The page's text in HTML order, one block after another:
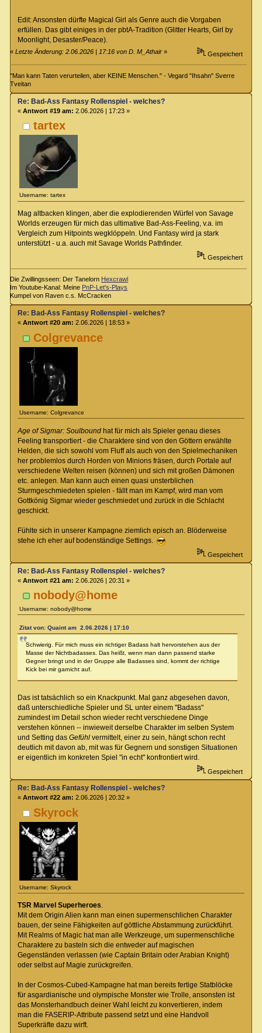
Edit: Ansonsten dürfte Magical Girl als Genre auch die Vorgaben
erfüllen. Das gibt einiges in der pbtA-Tradition (Glitter Hearts, Girl by
Moonlight, Desaster/Peace).
«Letzte Änderung: 2.06.2026 | 17:16 von D. M_Athair » Gespeichert
"Man kann Taten verurteilen, aber KEINE Menschen." - Vegard "Ihsahn" Sverre
Tveitan
tartex
Username: tartex
Re: Bad-Ass Fantasy Rollenspiel - welches?
« Antwort #19 am: 2.06.2026 | 17:23 »
Mag altbacken klingen, aber die explodierenden Würfel von Savage
Worlds erzeugen für mich das ultimative Bad-Ass-Feeling, v.a. im
Vergleich zum Hitpoints wegklöppeln. Und Fantasy wird ja stark
unterstützt - u.a. auch mit Savage Worlds Pathfinder.
Gespeichert
Die Zwillingsseen: Der Tanelorn Hexcrawl
Im Youtube-Kanal: Meine PnP-Let's-Plays
Kumpel von Raven c.s. McCracken
Colgrevance
Username: Colgrevance
Re: Bad-Ass Fantasy Rollenspiel - welches?
« Antwort #20 am: 2.06.2026 | 18:53 »
Age of Sigmar: Soulboundhat für mich als Spieler genau dieses
Feeling transportiert - die Charaktere sind von den Göttern erwählte
Helden, die sich sowohl vom Fluff als auch von den Spielmechaniken
her problemlos durch Horden von Minions fräsen, durch Portale auf
verschiedene Welten reisen (können) und sich mit großen Dämonen
etc. anlegen. Man kann auch einen quasi unsterblichen
Sturmgeschmiedeten spielen - fällt man im Kampf, wird man vom
Gottkönig Sigmar wieder geschmiedet und zurück in die Schlacht
geschickt.
Fühlte sich in unserer Kampagne ziemlich episch an. Blöderweise
stehe ich eher auf bodenständige Settings.
Gespeichert
nobody@home
Username: nobody@home
Re: Bad-Ass Fantasy Rollenspiel - welches?
« Antwort #21 am: 2.06.2026 | 20:31 »
Zitat von: Quaint am 2.06.2026 | 17:10
Schwierig. Für mich muss ein richtiger Badass halt hervorstehen aus der
Masse der Nichtbadasses. Das heißt, wenn man dann passend starke
Gegner bringt und in der Gruppe alle Badasses sind, kommt der richtige
Kick bei mir garnicht auf.
Das ist tatsächlich so ein Knackpunkt. Mal ganz abgesehen davon,
daß unterschiedliche Spieler und SL unter einem "Badass"
zumindest im Detail schon wieder recht verschiedene Dinge
verstehen können -- inwieweit derselbe Charakter im selben System
und Setting das Gefühlvermittelt, einer zu sein, hängt schon recht
deutlich mit davon ab, mit was für Gegnern und sonstigen Situationen
er eigentlich im konkreten Spiel "in echt" konfrontiert wird.
Gespeichert
Skyrock
Username: Skyrock
Re: Bad-Ass Fantasy Rollenspiel - welches?
« Antwort #22 am: 2.06.2026 | 20:32 »
TSR Marvel Superheroes.
Mit dem Origin Alien kann man einen supermenschlichen Charakter
bauen, der seine Fähigkeiten auf göttliche Abstammung zurückführt.
Mit Realms of Magic hat man alle Werkzeuge, um supermenschliche
Charaktere zu basteln sich die entweder auf magischen
Gegenständen verlassen (wie Captain Britain oder Arabian Knight)
oder selbst auf Magie zurückgreifen.
In der Cosmos-Cubed-Kampagne hat man bereits fertige Statblöcke
für asgardianische und olympische Monster wie Trolle, ansonsten ist
das Monsterhandbuch deiner Wahl leicht zu konvertieren, indem
man die FASERIP-Attribute passend setzt und eine Handvoll
Superkräfte dazu wirft.